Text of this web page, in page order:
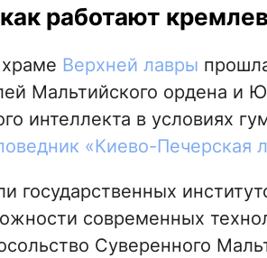
работают
Верхней лавры
Мальтийского ордена и
интеллекта в условиях
«Киево-Печерская
государственных
современных
Суверенного